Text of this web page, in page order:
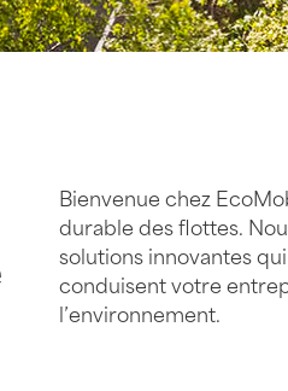
Bienvenue chez
durable des flottes.
solutions innovantes
conduisent votre
l’environnement.